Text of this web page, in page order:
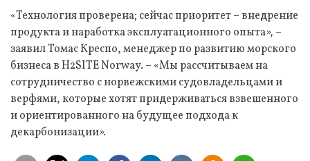
«Технология проверена; сейчас приоритет – внедрение
продукта и наработка эксплуатационного опыта», –
заявил Томас Креспо, менеджер по развитию морского
бизнеса в H2SITE Norway. – «Мы рассчитываем на
сотрудничество с норвежскими судовладельцами и
верфями, которые хотят придерживаться взвешенного
и ориентированного на будущее подхода к
декарбонизации».